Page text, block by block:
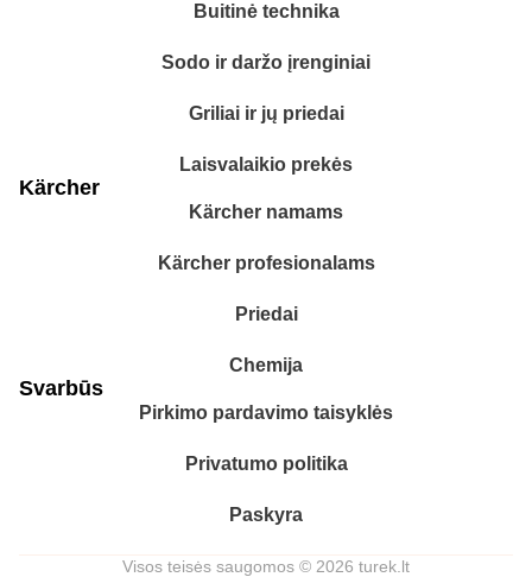
Buitinė technika
Sodo ir daržo įrenginiai
Griliai ir jų priedai
Laisvalaikio prekės
Kärcher
Kärcher namams
Kärcher profesionalams
Priedai
Chemija
Svarbūs
Pirkimo pardavimo taisyklės
Privatumo politika
Paskyra
Visos teisės saugomos © 2026 turek.lt